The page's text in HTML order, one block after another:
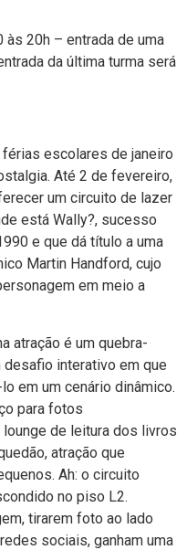
às 20h – entrada de uma
da última turma será
escolares de janeiro
Até 2 de fevereiro,
um circuito de lazer
está Wally?, sucesso
e que dá título a uma
Martin Handford, cujo
em meio a
atração é um quebra-
interativo em que
em um cenário dinâmico.
para fotos
de leitura dos livros
atração que
Ah: o circuito
no piso L2.
tirarem foto ao lado
sociais, ganham uma